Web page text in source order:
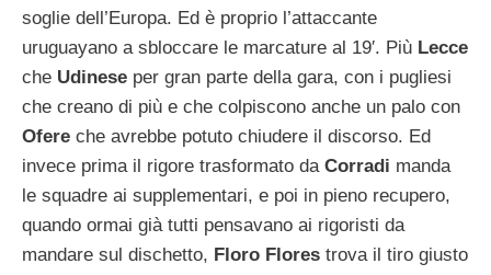
soglie dell’Europa. Ed è proprio l’attaccante
uruguayano a sbloccare le marcature al 19′. Più Lecce
che Udinese per gran parte della gara, con i pugliesi
che creano di più e che colpiscono anche un palo con
Ofere che avrebbe potuto chiudere il discorso. Ed
invece prima il rigore trasformato da Corradi manda
le squadre ai supplementari, e poi in pieno recupero,
quando ormai già tutti pensavano ai rigoristi da
mandare sul dischetto, Floro Flores trova il tiro giusto